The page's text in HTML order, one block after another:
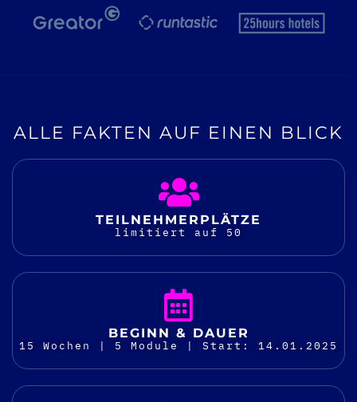
ALLE FAKTEN AUF EINEN BLICK
TEILNEHMER­PLÄTZE
limitiert auf 50
BEGINN & DAUER
15 Wochen | 5 Module | Start: 14.01.2025